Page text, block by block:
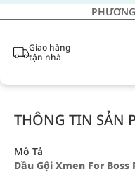
Giao hàng
tận nhà
THÔNG TIN SẢN
Mô Tả
Dầu Gội Xmen For Boss